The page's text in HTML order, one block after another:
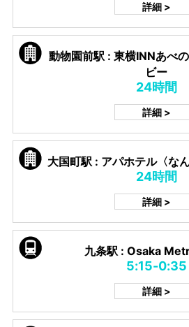
詳細 >
動物園前駅 : 東横INNあべ
ビー
24時間
詳細 >
大国町駅 : アパホテル〈な
24時間
詳細 >
九条駅 : Osaka
5:15-0:35
詳細 >